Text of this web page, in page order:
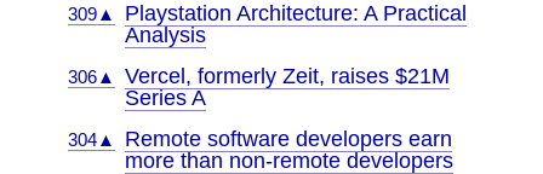
309▲
Playstation Architecture: A Practical
Analysis
306▲
Vercel, formerly Zeit, raises $21M
Series A
304▲
Remote software developers earn
more than non-remote developers